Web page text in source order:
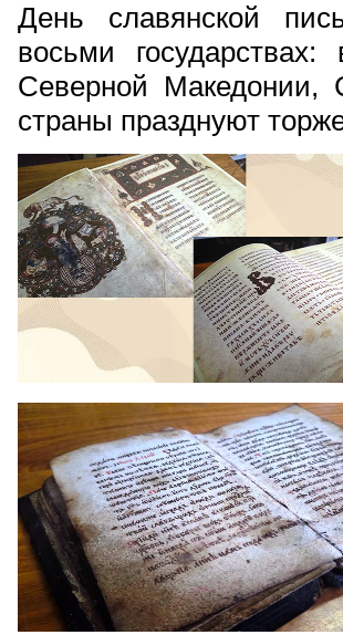
День славянской
восьми
Северной Македонии,
страны празднуют